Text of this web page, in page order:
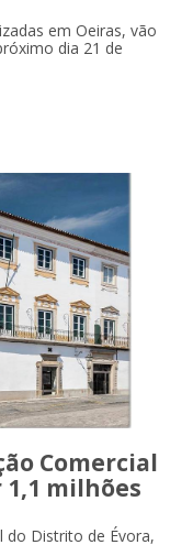
em Oeiras, vão
dia 21 de
Comercial
1,1 milhões
do Distrito de Évora,